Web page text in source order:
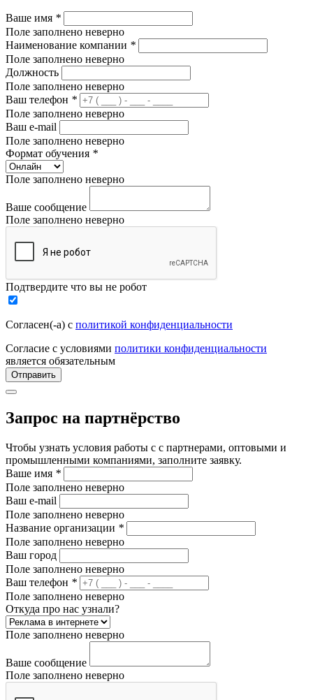
Ваше имя *
Поле заполнено неверно
Наименование компании *
Поле заполнено неверно
Должность
Поле заполнено неверно
Ваш телефон *
Поле заполнено неверно
Ваш e-mail
Поле заполнено неверно
Формат обучения *
Поле заполнено неверно
Ваше сообщение
Поле заполнено неверно
Подтвердите что вы не робот
Согласен(-а) с политикой конфиденциальности
Согласие с условиями политики конфиденциальности
является обязательным
Отправить
Запрос на партнёрство
Чтобы узнать условия работы с с партнерами, оптовыми и
промышленными компаниями, заполните заявку.
Ваше имя *
Поле заполнено неверно
Ваш e-mail
Поле заполнено неверно
Название организации *
Поле заполнено неверно
Ваш город
Поле заполнено неверно
Ваш телефон *
Поле заполнено неверно
Откуда про нас узнали?
Поле заполнено неверно
Ваше сообщение
Поле заполнено неверно